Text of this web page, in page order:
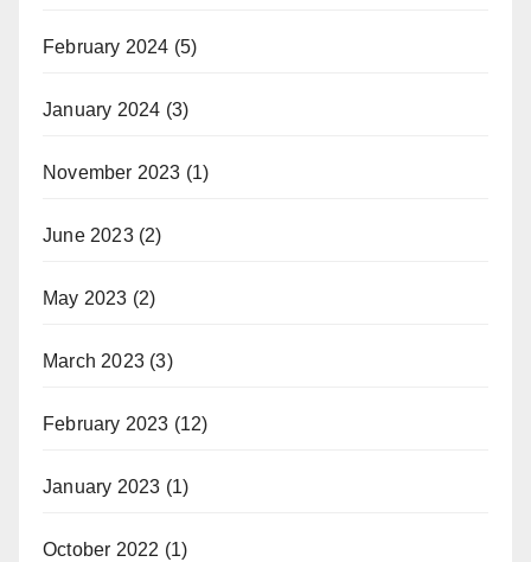
February 2024 (5)
January 2024 (3)
November 2023 (1)
June 2023(2)
May 2023 (2)
March 2023 (3)
February 2023 (12)
January 2023 (1)
October 2022 (1)